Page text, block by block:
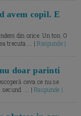
avem copil. E
din orice. Un ton. O
trecuta.... |Raspunde |
doar parinti
ceva ce nu se
secund. ... |Raspunde |